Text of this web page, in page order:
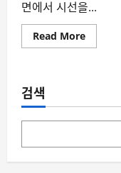
면에서 시선을...
Read MoreRead
more
프
그
을
장
검색